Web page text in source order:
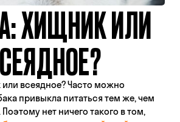
ХИЩНИК ИЛИ
всеядное? Часто можно
привыкла питаться тем же, чем
Поэтому нет ничего такого в том,